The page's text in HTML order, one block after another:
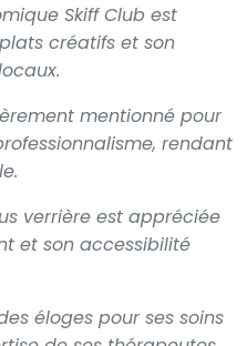
Skiff Club est
créatifs et son
mentionné pour
rendant
verrière est appréciée
et son accessibilité
éloges pour ses soins